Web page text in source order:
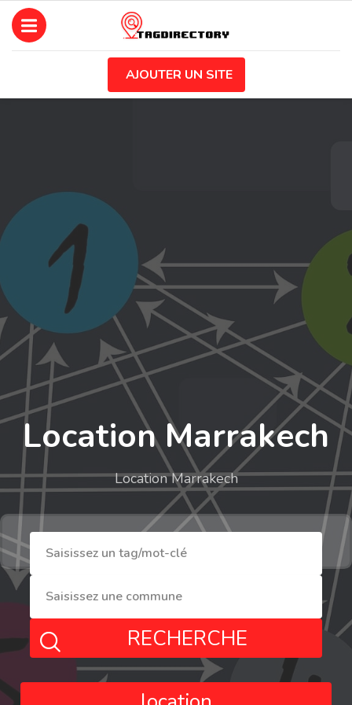
AJOUTER UN SITE
Location Marrakech
Location Marrakech
RECHERCHE